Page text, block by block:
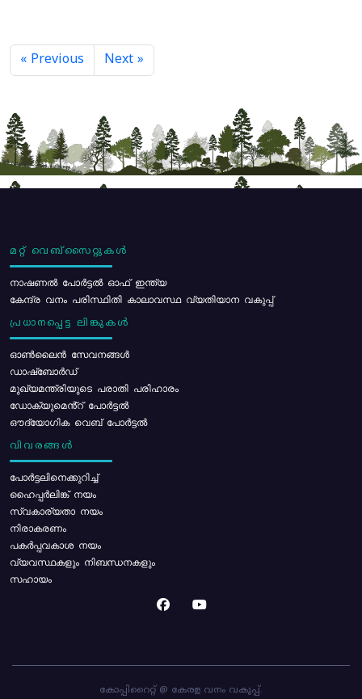
« Previous Next »
മറ്റ് വെബ്സൈറ്റുകൾ
നാഷണൽ പോർട്ടൽ ഓഫ് ഇന്ത്യ
കേന്ദ്ര വനം പരിസ്ഥിതി കാലാവസ്ഥ വ്യതിയാന വകുപ്പ്
പ്രധാനപ്പെട്ട ലിങ്കുകൾ
ഓൺലൈൻ സേവനങ്ങൾ
ഡാഷ്ബോർഡ്
മുഖ്യമന്ത്രിയുടെ പരാതി പരിഹാരം
ഡോക്യുമെൻ്റ് പോർട്ടൽ
ഔദ്യോഗിക വെബ് പോർട്ടൽ
വിവരങ്ങൾ
പോര്‍ട്ടലിനെക്കുറിച്ച്
ഹൈപ്പർലിങ്ക് നയം
സ്വകാര്യതാ നയം
നിരാകരണം
പകർപ്പവകാശ നയം
വ്യവസ്ഥകളും നിബന്ധനകളും
സഹായം
കോപ്പിറൈറ്റ് @ കേരള വനം വകുപ്പ്.